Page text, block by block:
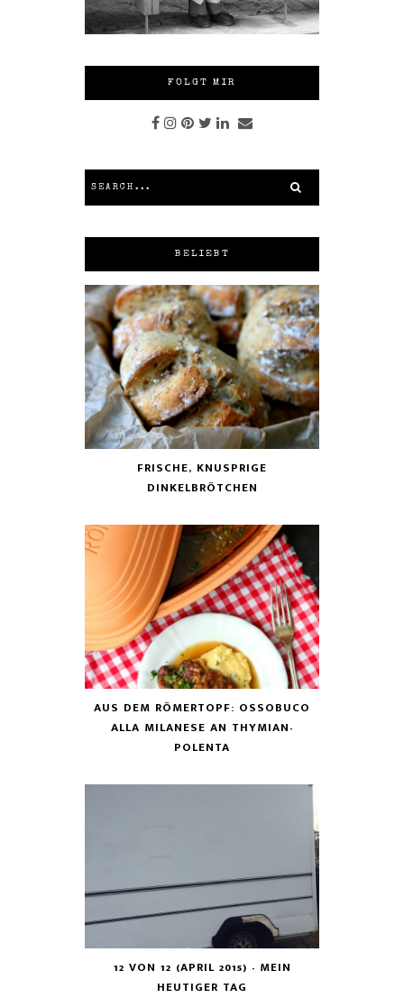
FOLGT MIR
BELIEBT
FRISCHE, KNUSPRIGE
DINKELBRÖTCHEN
AUS DEM RÖMERTOPF: OSSOBUCO
ALLA MILANESE AN THYMIAN-
POLENTA
12 VON 12 (APRIL 2015) - MEIN
HEUTIGER TAG